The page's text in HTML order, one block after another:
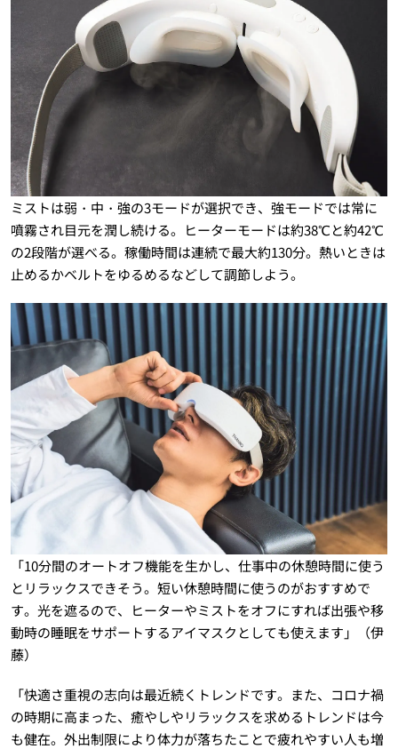
ミストは弱・中・強の3モードが選択でき、強モードでは常に
噴霧され目元を潤し続ける。ヒーターモードは約38℃と約42℃
の2段階が選べる。稼働時間は連続で最大約130分。熱いときは
止めるかベルトをゆるめるなどして調節しよう。
「10分間のオートオフ機能を生かし、仕事中の休憩時間に使う
とリラックスできそう。短い休憩時間に使うのがおすすめで
す。光を遮るので、ヒーターやミストをオフにすれば出張や移
動時の睡眠をサポートするアイマスクとしても使えます」（伊
藤）
「快適さ重視の志向は最近続くトレンドです。また、コロナ禍
の時期に高まった、癒やしやリラックスを求めるトレンドは今
も健在。外出制限により体力が落ちたことで疲れやすい人も増